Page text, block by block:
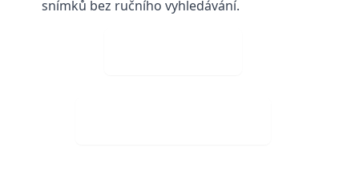
snímků bez ručního vyhledávání.